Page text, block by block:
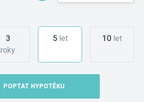
3
roky
5let 10 let
POPTAT HYPOTÉKU